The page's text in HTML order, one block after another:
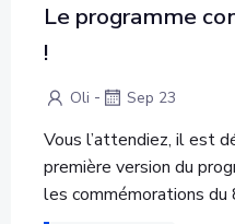
Le programme
!
Oli - Sep 23
Vous l’attendiez, il est
première version du
les commémorations du